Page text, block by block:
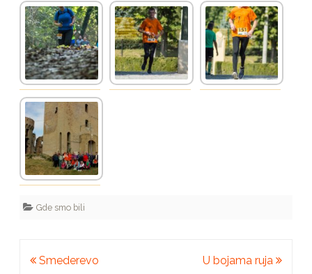
Gde smo bili
Kretanje
Smederevo U bojama ruja